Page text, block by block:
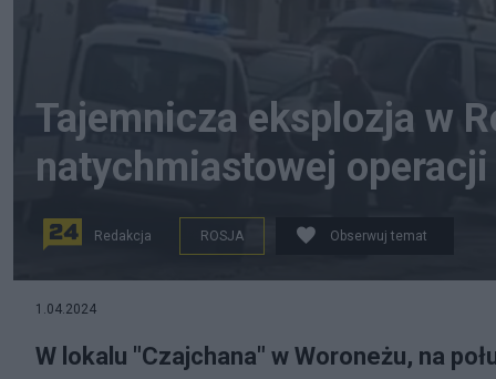
Tajemnicza eksplozja w
natychmiastowej operacji
Redakcja ROSJA Obserwuj temat
1.04.2024
W lokalu "Czajchana" w Woroneżu, na